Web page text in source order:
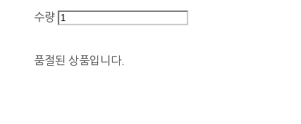
수량
품절된 상품입니다.